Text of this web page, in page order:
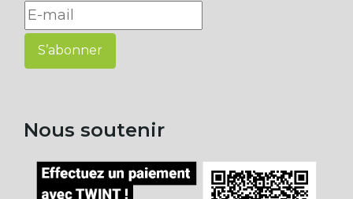
S’abonner
Nous soutenir